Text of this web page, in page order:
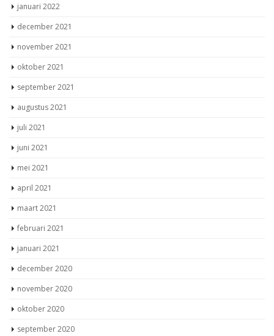
januari 2022
december 2021
november 2021
oktober 2021
september 2021
augustus 2021
juli 2021
juni 2021
mei 2021
april 2021
maart 2021
februari 2021
januari 2021
december 2020
november 2020
oktober 2020
september 2020